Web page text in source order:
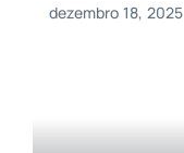
dezembro 18, 2025